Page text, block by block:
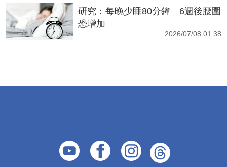
研究：每晚少睡80分鐘 6週後腰圍
恐增加
2026/07/08 01:38